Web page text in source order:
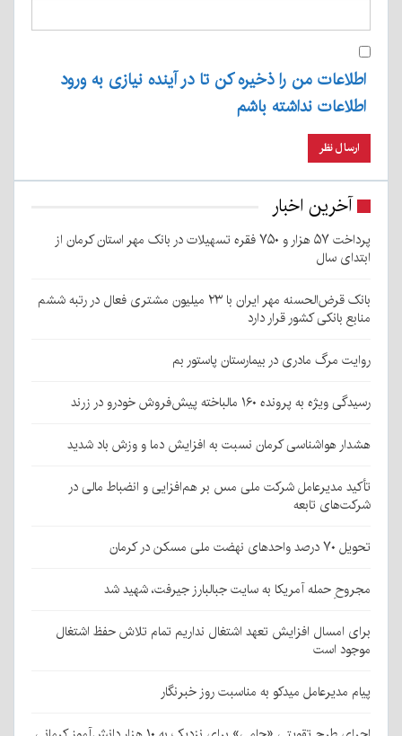
اطلاعات من را ذخیره کن تا در آینده نیازی به ورود
اطلاعات نداشته باشم
آخرین اخبار
پرداخت ۵۷ هزار و ۷۵۰ فقره تسهیلات در بانک مهر استان کرمان از
ابتدای سال
بانک قرض‌الحسنه مهر ایران با ۲۳ میلیون مشتری فعال در رتبه ششم
منابع بانکی کشور قرار دارد
روایت مرگ مادری در بیمارستان پاستور بم
رسیدگی ویژه به پرونده ۱۶۰ مالباخته پیش‌فروش خودرو در زرند
هشدار هواشناسی کرمان نسبت به افزایش دما و وزش باد شدید
تأکید مدیرعامل شرکت ملی مس بر هم‌افزایی و انضباط مالی در
شرکت‌های تابعه
تحویل ۷۰ درصد واحدهای نهضت ملی مسکن در کرمان
مجروحِ حمله آمریکا به سایت جبالبارز جیرفت، شهید شد
برای امسال افزایش تعهد اشتغال نداریم تمام تلاش حفظ اشتغال
موجود است
پیام مدیرعامل میدکو به مناسبت روز خبرنگار